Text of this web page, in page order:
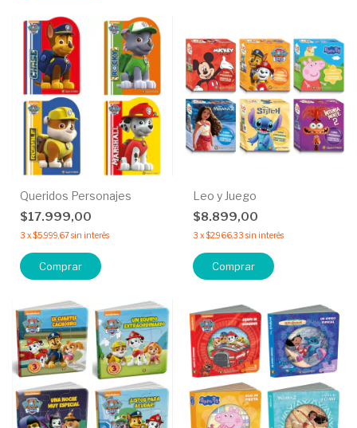
Queridos Personajes
$17.999,00
3 x$5.999,67sin interés
Comprar
Leo y Juego
$8.899,00
3 x$2.966,33 sin interés
Comprar